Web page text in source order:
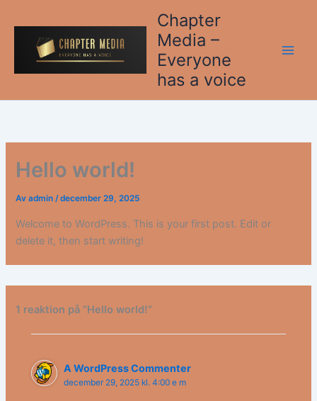
Chapter
Media –
Everyone
has a voice
Hello world!
Avadmin/december 29, 2025
Welcome to WordPress. This is your first post. Edit or
delete it, then start writing!
1 reaktion på ”Hello world!”
A WordPress Commenter
december 29, 2025 kl. 4:00 e m